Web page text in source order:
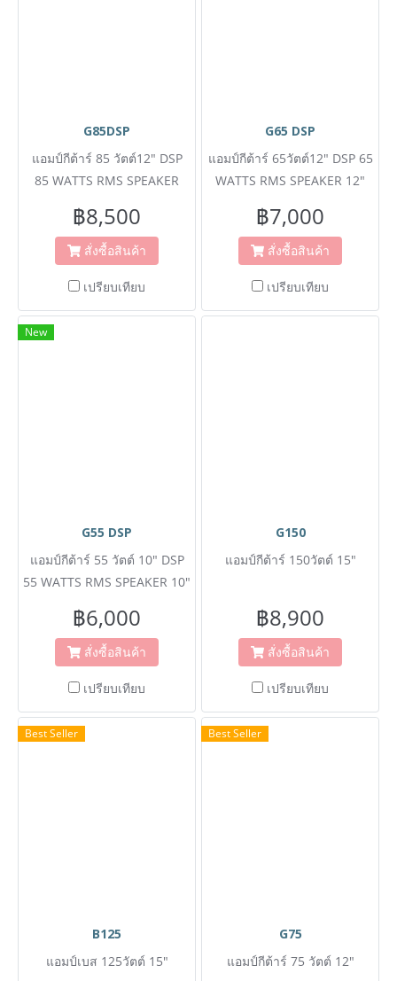
G85DSP
แอมป์กีต้าร์ 85 วัตต์12" DSP
85 WATTS RMS SPEAKER
฿8,500
สั่งซื้อสินค้า
เปรียบเทียบ
G65 DSP
แอมป์กีต้าร์ 65วัตต์12" DSP 65
WATTS RMS SPEAKER 12"
฿7,000
สั่งซื้อสินค้า
เปรียบเทียบ
New
G55 DSP
แอมป์กีต้าร์ 55 วัตต์ 10" DSP
55 WATTS RMS SPEAKER 10"
฿6,000
สั่งซื้อสินค้า
เปรียบเทียบ
G150
แอมป์กีต้าร์ 150วัตต์ 15"
฿8,900
สั่งซื้อสินค้า
เปรียบเทียบ
Best Seller
B125
แอมป์เบส 125วัตต์ 15"
Best Seller
G75
แอมป์กีต้าร์ 75 วัตต์ 12"